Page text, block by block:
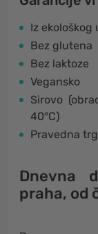
Iz ekološkog
Bez glutena
Bez laktoze
Vegansko
Sirovo
40°C)
Pravedna
Dnevna
praha, od